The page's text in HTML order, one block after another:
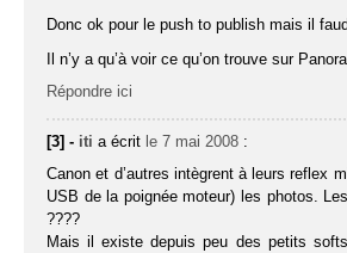
Donc ok pour le push to publish mais il
Il n’y a qu’à voir ce qu’on trouve sur
Répondre ici
[3] - iti a écrit le 7 mai 2008 :
Canon et d’autres intègrent à leurs reflex
USB de la poignée moteur) les photos.
????
Mais il existe depuis peu des petits